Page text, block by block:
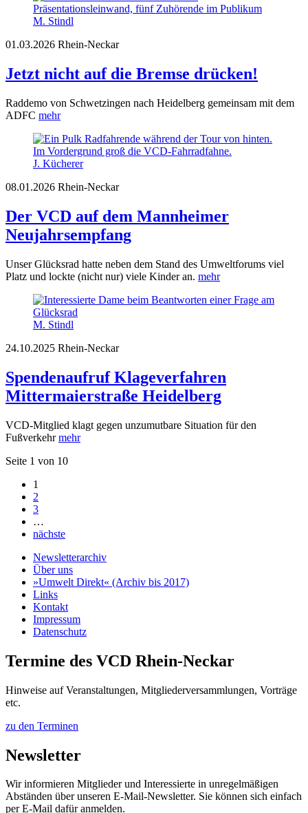
M. Stindl
01.03.2026 Rhein-Neckar
Jetzt nicht auf die Bremse drücken!
Raddemo von Schwetzingen nach Heidelberg gemeinsam mit dem
ADFC mehr
J. Kücherer
08.01.2026 Rhein-Neckar
Der VCD auf dem Mannheimer
Neujahrsempfang
Unser Glücksrad hatte neben dem Stand des Umweltforums viel
Platz und lockte (nicht nur) viele Kinder an. mehr
M. Stindl
24.10.2025 Rhein-Neckar
Spendenaufruf Klageverfahren
Mittermaierstraße Heidelberg
VCD-Mitglied klagt gegen unzumutbare Situation für den
Fußverkehrmehr
Seite 1 von 10
1
2
3
…
nächste
Newsletterarchiv
Über uns
»Umwelt Direkt« (Archiv bis 2017)
Links
Kontakt
Impressum
Datenschutz
Termine des VCD Rhein-Neckar
Hinweise auf Veranstaltungen, Mitgliederversammlungen, Vorträge
etc.
zu den Terminen
Newsletter
Wir informieren Mitglieder und Interessierte in unregelmäßigen
Abständen über unseren E-Mail-Newsletter. Sie können sich einfach
per E-Mail dafür anmelden.